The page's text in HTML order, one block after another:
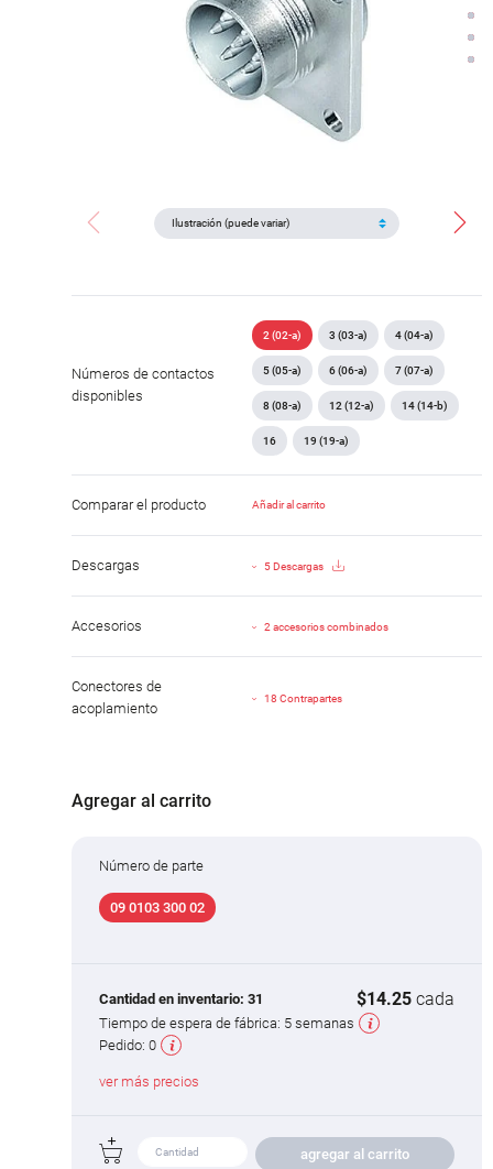
Números de contactos
disponibles
2 (02-a) 3 (03-a) 4 (04-a)
5 (05-a) 6 (06-a) 7 (07-a)
8 (08-a) 12 (12-a) 14 (14-b)
16 19 (19-a)
Comparar el producto Añadir al carrito
Descargas 5 Descargas
Accesorios 2 accesorios combinados
Conectores de
acoplamiento
18 Contrapartes
Agregar al carrito
Número de parte
09 0103 300 02
Cantidad en inventario: 31 $14.25 cada
Tiempo de espera de fábrica: 5 semanas
Pedido: 0
ver más precios
agregar al carrito